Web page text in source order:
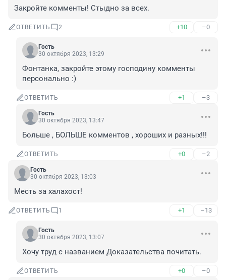
Закройте комменты! Стыдно за всех.
ОТВЕТИТЬ 2 +10 –0
Гость
30 октября 2023, 13:29
Фонтанка, закройте этому господину комменты
персонально :)
ОТВЕТИТЬ +1 –3
Гость
30 октября 2023, 13:47
Больше , БОЛЬШЕ комментов , хороших и разных!!!
ОТВЕТИТЬ +0 –2
Гость
30 октября 2023, 13:03
Месть за халахост!
ОТВЕТИТЬ 1 +1 –13
Гость
30 октября 2023, 13:07
Хочу труд с названием Доказательства почитать.
ОТВЕТИТЬ +0 –0